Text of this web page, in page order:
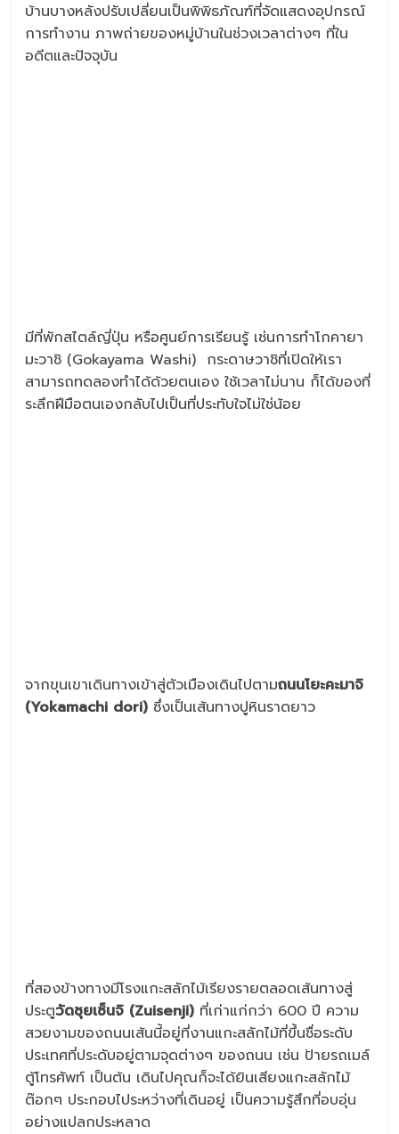
บ้านบางหลังปรับเปลี่ยนเป็นพิพิธภัณฑ์ที่จัดแสดงอุปกรณ์
การทำงาน ภาพถ่ายของหมู่บ้านในช่วงเวลาต่างๆ ที่ใน
อดีตและปัจจุบัน
มีที่พักสไตล์ญี่ปุ่น หรือศูนย์การเรียนรู้ เช่นการทำโกคายา
มะวาชิ (Gokayama Washi) กระดาษวาชิที่เปิดให้เรา
สามารถทดลองทำได้ด้วยตนเอง ใช้เวลาไม่นาน ก็ได้ของที่
ระลึกฝีมือตนเองกลับไปเป็นที่ประทับใจไม่ใช่น้อย
จากขุนเขาเดินทางเข้าสู่ตัวเมืองเดินไปตามถนนโยะคะมาจิ
(Yokamachi dori) ซึ่งเป็นเส้นทางปูหินราดยาว
ที่สองข้างทางมีโรงแกะสลักไม้เรียงรายตลอดเส้นทางสู่
ประตูวัดซุยเซ็นจิ (Zuisenji) ที่เก่าแก่กว่า 600 ปี ความ
สวยงามของถนนเส้นนี้อยู่ที่งานแกะสลักไม้ที่ขึ้นชื่อระดับ
ประเทศที่ประดับอยู่ตามจุดต่างๆ ของถนน เช่น ป้ายรถเมล์
ตู้โทรศัพท์ เป็นต้น เดินไปคุณก็จะได้ยินเสียงแกะสลักไม้
ต๊อกๆ ประกอบไประหว่างที่เดินอยู่ เป็นความรู้สึกที่อบอุ่น
อย่างแปลกประหลาด